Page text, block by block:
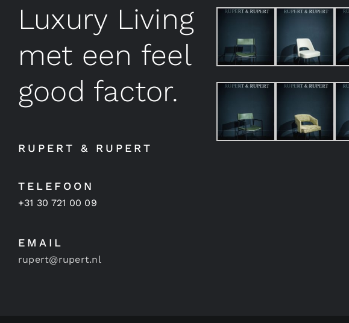
Luxury Living
met een feel
good factor.
RUPERT & RUPERT
TELEFOON
+31 30 721 00 09
EMAIL
rupert@rupert.nl